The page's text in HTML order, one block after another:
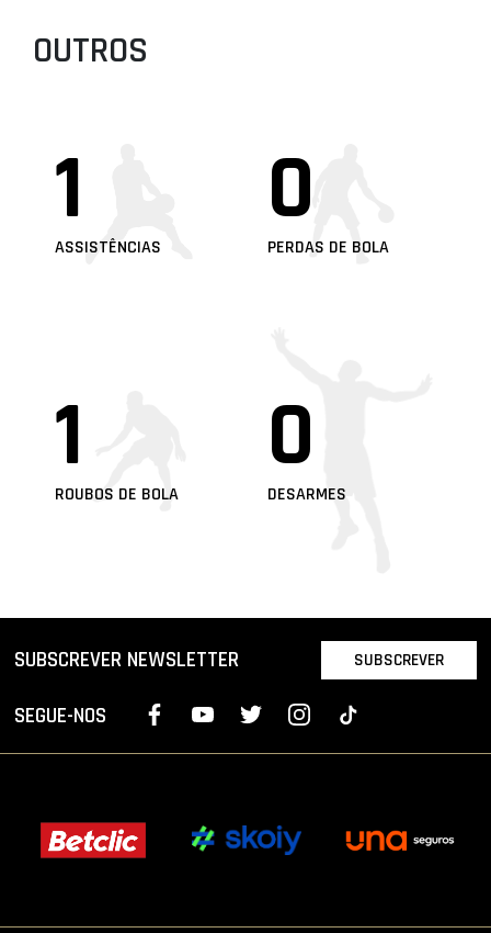
OUTROS
1
ASSISTÊNCIAS
0
PERDAS DE BOLA
1
ROUBOS DE BOLA
0
DESARMES
SUBSCREVER NEWSLETTER SUBSCREVER
SEGUE-NOS